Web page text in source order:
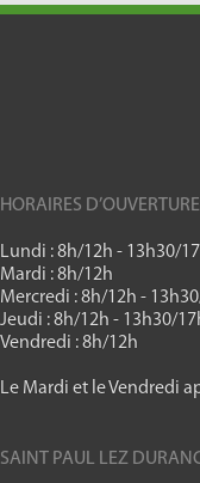
HORAIRES D’OUVERTURE
Lundi : 8h/12h - 13h30/
Mardi : 8h/12h
Mercredi : 8h/12h -
Jeudi : 8h/12h - 13h30/
Vendredi : 8h/12h
Le Mardi et le Vendredi
SAINT PAUL LEZ